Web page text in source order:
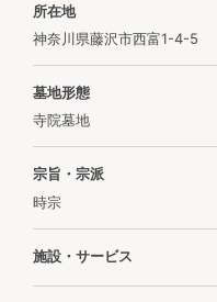
所在地
神奈川県藤沢市西富1-4-5
墓地形態
寺院墓地
宗旨・宗派
時宗
施設・サービス